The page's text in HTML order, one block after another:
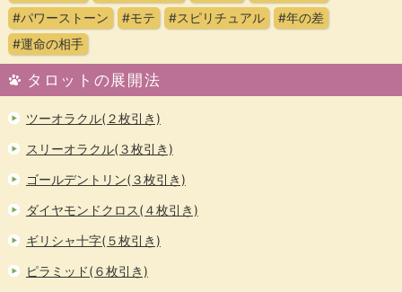
#パワーストーン
#モテ #スピリチュアル
#年の差
#運命の相手
タロットの展開法
ツーオラクル(２枚引き)
スリーオラクル(３枚引き)
ゴールデントリン(３枚引き)
ダイヤモンドクロス(４枚引き)
ギリシャ十字(５枚引き)
ピラミッド(６枚引き)